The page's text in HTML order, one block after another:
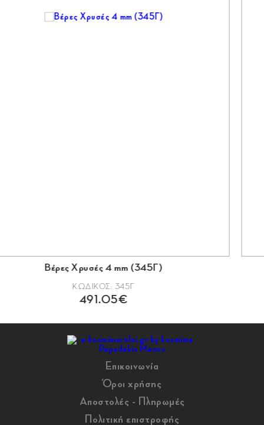
Χρυσές 4 mm (345Γ)
Επικοινωνία
Όροι χρήσης
Αποστολές - Πληρωμές
Πολιτική επιστροφής